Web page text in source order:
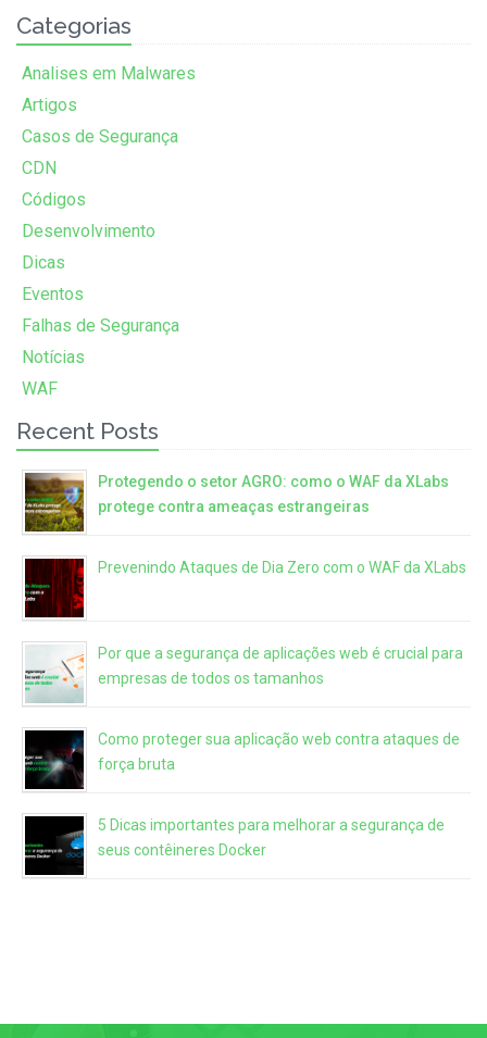
Categorias
Analises em Malwares
Artigos
Casos de Segurança
CDN
Códigos
Desenvolvimento
Dicas
Eventos
Falhas de Segurança
Notícias
WAF
Recent Posts
Protegendo o setor AGRO: como o WAF da XLabs
protege contra ameaças estrangeiras
Prevenindo Ataques de Dia Zero com o WAF da XLabs
Por que a segurança de aplicações web é crucial para
empresas de todos os tamanhos
Como proteger sua aplicação web contra ataques de
força bruta
5 Dicas importantes para melhorar a segurança de
seus contêineres Docker